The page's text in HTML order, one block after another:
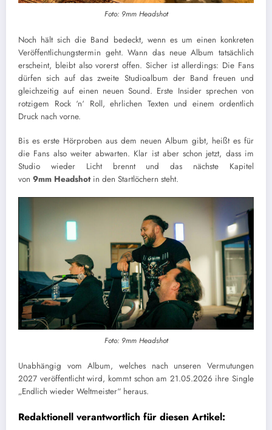
Foto: 9mm Headshot
Noch hält sich die Band bedeckt, wenn es um einen konkreten
Veröffentlichungstermin geht. Wann das neue Album tatsächlich
erscheint, bleibt also vorerst offen. Sicher ist allerdings: Die Fans
dürfen sich auf das zweite Studioalbum der Band freuen und
gleichzeitig auf einen neuen Sound. Erste Insider sprechen von
rotzigem Rock ‘n‘ Roll, ehrlichen Texten und einem ordentlich
Druck nach vorne.
Bis es erste Hörproben aus dem neuen Album gibt, heißt es für
die Fans also weiter abwarten. Klar ist aber schon jetzt, dass im
Studio wieder Licht brennt und das nächste Kapitel
von 9mm Headshotin den Startlöchern steht.
Foto: 9mm Headshot
Unabhängig vom Album, welches nach unseren Vermutungen
2027 veröffentlicht wird, kommt schon am 21.05.2026 ihre Single
„Endlich wieder Weltmeister“ heraus.
Redaktionell verantwortlich für diesen Artikel: